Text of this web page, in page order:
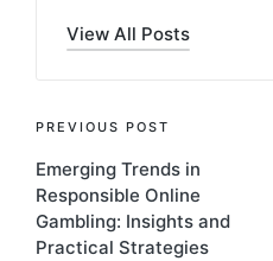
View All Posts
PREVIOUS POST
Emerging Trends in
Responsible Online
Gambling: Insights and
Practical Strategies